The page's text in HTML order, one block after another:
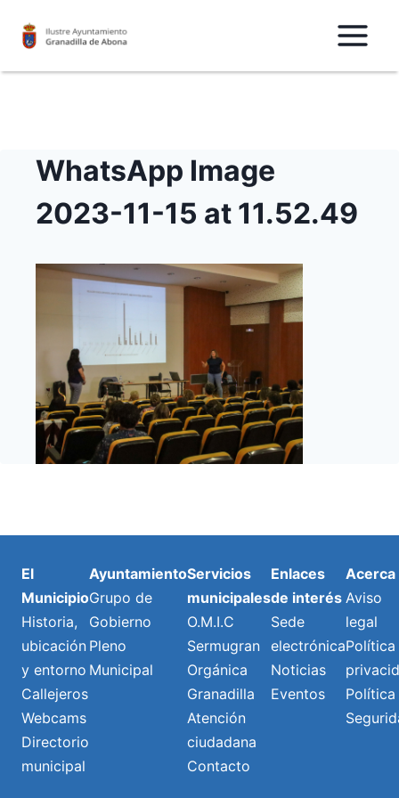
WhatsApp Image
2023-11-15 at 11.52.49
El
Municipio
Historia,
ubicación
y entorno
Callejeros
Webcams
Directorio
municipal
Ayuntamiento
Grupo de
Gobierno
Pleno
Municipal
Servicios
municipales
O.M.I.C
Sermugran
Orgánica
Granadilla
Atención
ciudadana
Contacto
Enlaces
de interés
Sede
electrónica
Noticias
Eventos
Acerca
Aviso
legal
Política
Política